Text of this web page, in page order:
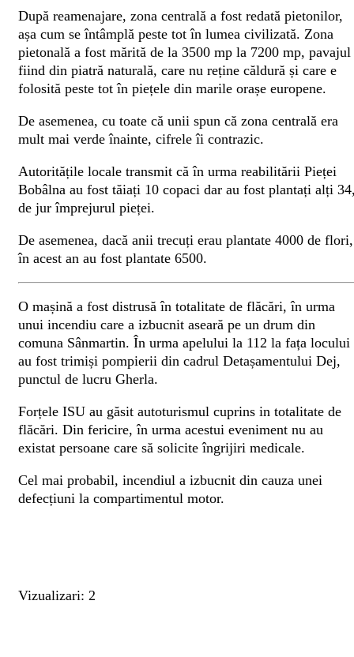
După reamenajare, zona centrală a fost redată pietonilor,
așa cum se întâmplă peste tot în lumea civilizată. Zona
pietonală a fost mărită de la 3500 mp la 7200 mp, pavajul
fiind din piatră naturală, care nu reține căldură și care e
folosită peste tot în piețele din marile orașe europene.
De asemenea, cu toate că unii spun că zona centrală era
mult mai verde înainte, cifrele îi contrazic.
Autoritățile locale transmit că în urma reabilitării Pieței
Bobâlna au fost tăiați 10 copaci dar au fost plantați alți
de jur împrejurul pieței.
De asemenea, dacă anii trecuți erau plantate 4000 de flori,
în acest an au fost plantate 6500.
O mașină a fost distrusă în totalitate de flăcări, în urma
unui incendiu care a izbucnit aseară pe un drum din
comuna Sânmartin. În urma apelului la 112 la fața locului
au fost trimiși pompierii din cadrul Detașamentului Dej,
punctul de lucru Gherla.
Forțele ISU au găsit autoturismul cuprins in totalitate de
flăcări. Din fericire, în urma acestui eveniment nu au
existat persoane care să solicite îngrijiri medicale.
Cel mai probabil, incendiul a izbucnit din cauza unei
defecțiuni la compartimentul motor.
Vizualizari: 2